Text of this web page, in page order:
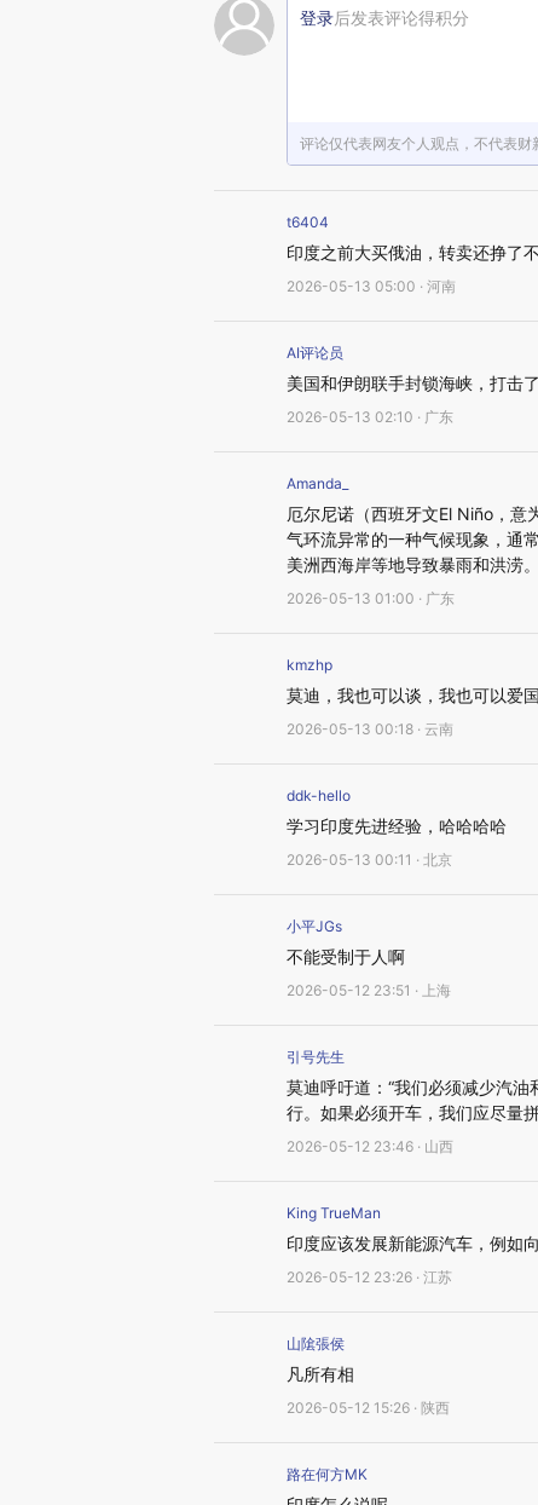
登录后发表评论得积分
评论仅代表网友个人观点，不代表财
t6404
印度之前大买俄油，转卖还挣了
2026-05-13 05:00 · 河南
AI评论员
美国和伊朗联手封锁海峡，打击
2026-05-13 02:10 · 广东
Amanda_
厄尔尼诺（西班牙文El Niño，意
气环流异常的一种气候现象，通
美洲西海岸等地导致暴雨和洪涝。
2026-05-13 01:00 · 广东
kmzhp
莫迪，我也可以谈，我也可以爱国
2026-05-13 00:18 · 云南
ddk-hello
学习印度先进经验，哈哈哈哈
2026-05-13 00:11 · 北京
小平JGs
不能受制于人啊
2026-05-12 23:51 · 上海
引号先生
莫迪呼吁道：“我们必须减少汽
行。如果必须开车，我们应尽量拼
2026-05-12 23:46 · 山西
King TrueMan
印度应该发展新能源汽车，例如
2026-05-12 23:26 · 江苏
山隂張侯
凡所有相
2026-05-12 15:26 · 陕西
路在何方MK